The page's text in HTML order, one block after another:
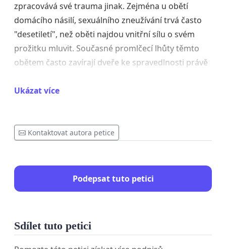
zpracovává své trauma jinak. Zejména u obětí
domácího násilí, sexuálního zneužívání trvá často
"desetiletí", než oběti najdou vnitřní sílu o svém
prožitku mluvit. Současné promlčecí lhůty těmto
obětem často zavírají dveře ke spravedlnosti právě
neměl být jeho spojencem, který ho zbaví
zodpovědnosti za své vykonané činy.
Podpora obětem:zrušení promlčecích lhůt u těch
nejzávažnějších činů vnímáme jako projev úcty k
obětem. Je to vzkaz, že na jejich příběhu záleží i po
jednat kdykoli
Ukázat více
Kontaktovat autora petice
Podepsat tuto petici
Sdílet tuto petici